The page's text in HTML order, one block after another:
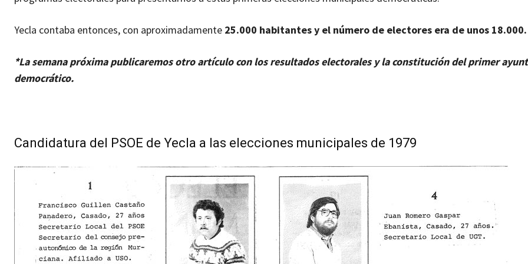
Yecla contaba entonces, con aproximadamente 25.000 habitantes y el número de electores era de unos 18.000.
*La semana próxima publicaremos otro artículo con los resultados electorales y la constitución del primer
democrático.
Candidatura del PSOE de Yecla a las elecciones municipales de 1979